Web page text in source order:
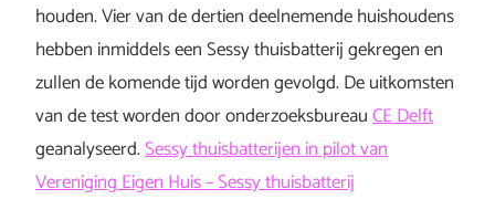
houden. Vier van de dertien deelnemende huishoudens
hebben inmiddels een Sessy thuisbatterij gekregen en
zullen de komende tijd worden gevolgd. De uitkomsten
van de test worden door onderzoeksbureauCE Delft
geanalyseerd.Sessy thuisbatterijen in pilot van
Vereniging Eigen Huis – Sessy thuisbatterij